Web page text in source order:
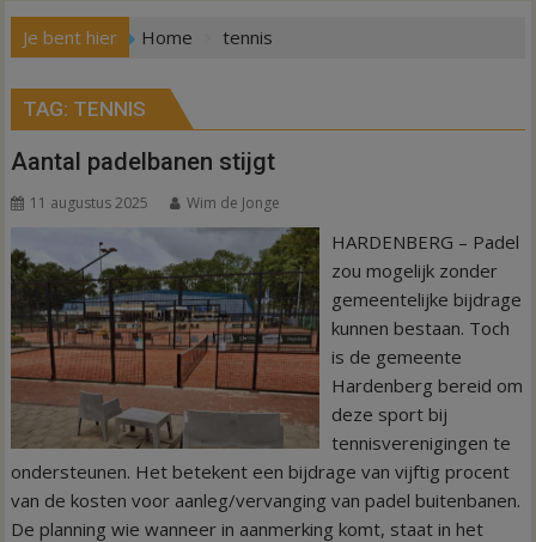
Je bent hier Home tennis
TAG: TENNIS
Aantal padelbanen stijgt
11 augustus 2025 Wim de Jonge
HARDENBERG – Padel
zou mogelijk zonder
gemeentelijke bijdrage
kunnen bestaan. Toch
is de gemeente
Hardenberg bereid om
deze sport bij
tennisverenigingen te
ondersteunen. Het betekent een bijdrage van vijftig procent
van de kosten voor aanleg/vervanging van padel buitenbanen.
De planning wie wanneer in aanmerking komt, staat in het